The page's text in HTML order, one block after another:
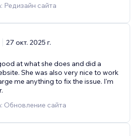
Редизайн сайта
27 окт. 2025 г.
at what she does and did a
She was also very nice to work
me anything to fix the issue. I'm
Обновление сайта